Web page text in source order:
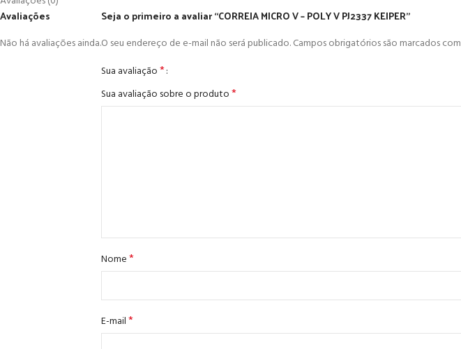
Avaliações
Não há avaliações ainda.
Seja o primeiro a avaliar “CORREIA MICRO V – POLY V PJ2337 KEIPER”
O seu endereço de e-mail não será publicado.Campos obrigatórios são marcados com
Sua avaliação*
Sua avaliação sobre o produto*
Nome*
E-mail*